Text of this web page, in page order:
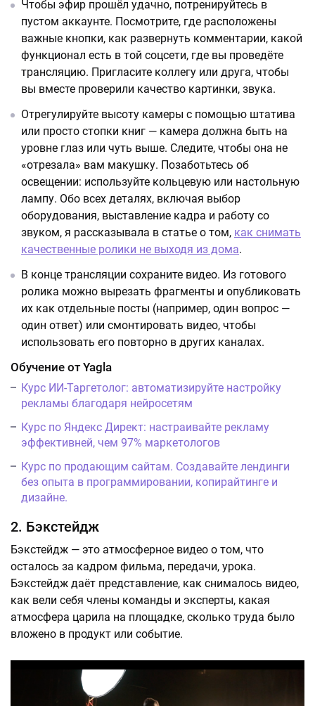
Чтобы эфир прошёл удачно, потренируйтесь в
пустом аккаунте. Посмотрите, где расположены
важные кнопки, как развернуть комментарии, какой
функционал есть в той соцсети, где вы проведёте
трансляцию. Пригласите коллегу или друга, чтобы
вы вместе проверили качество картинки, звука.
Отрегулируйте высоту камеры с помощью штатива
или просто стопки книг — камера должна быть на
уровне глаз или чуть выше. Следите, чтобы она не
«отрезала» вам макушку. Позаботьтесь об
освещении: используйте кольцевую или настольную
лампу. Обо всех деталях, включая выбор
оборудования, выставление кадра и работу со
звуком, я рассказывала в статье о том, как снимать
качественные ролики не выходя из дома.
В конце трансляции сохраните видео. Из готового
ролика можно вырезать фрагменты и опубликовать
их как отдельные посты (например, один вопрос —
один ответ) или смонтировать видео, чтобы
использовать его повторно в других каналах.
Обучение от Yagla
Курс ИИ-Таргетолог: автоматизируйте настройку
рекламы благодаря нейросетям
Курс по Яндекс Директ: настраивайте рекламу
эффективней, чем 97% маркетологов
Курс по продающим сайтам. Создавайте лендинги
без опыта в программировании, копирайтинге и
дизайне.
2. Бэкстейдж
Бэкстейдж — это атмосферное видео о том, что
осталось за кадром фильма, передачи, урока.
Бэкстейдж даёт представление, как снималось видео,
как вели себя члены команды и эксперты, какая
атмосфера царила на площадке, сколько труда было
вложено в продукт или событие.